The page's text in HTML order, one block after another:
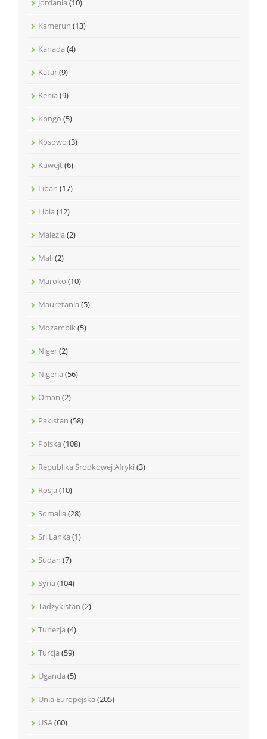
Jordania (10)
Kamerun (13)
Kanada (4)
Katar(9)
Kenia (9)
Kongo (5)
Kosowo (3)
Kuwejt(6)
Liban (17)
Libia (12)
Malezja (2)
Mali (2)
Maroko (10)
Mauretania (5)
Mozambik(5)
Niger(2)
Nigeria (56)
Oman (2)
Pakistan (58)
Polska (108)
Republika Środkowej Afryki (3)
Rosja (10)
Somalia (28)
Sri Lanka (1)
Sudan (7)
Syria (104)
Tadżykistan (2)
Tunezja (4)
Turcja (59)
Uganda (5)
Unia Europejska (205)
USA(60)